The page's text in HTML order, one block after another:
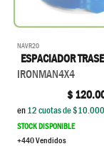
NAVR20
ESPACIADOR
IRONMAN4X4
$
en12cuotas de $10.000
STOCK DISPONIBLE
+440 Vendidos